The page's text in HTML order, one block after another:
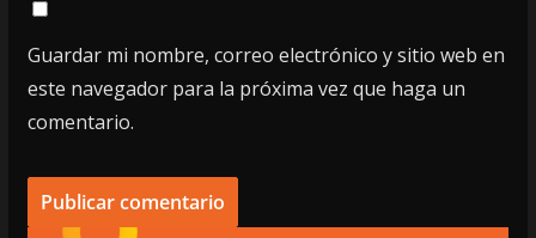
Guardar mi nombre, correo electrónico y sitio web en
este navegador para la próxima vez que haga un
comentario.